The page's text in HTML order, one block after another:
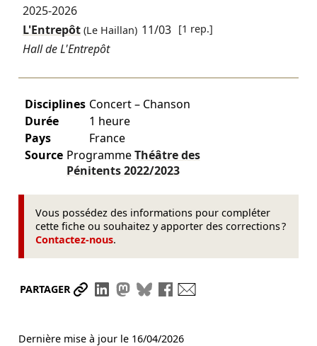
2025-2026
L'Entrepôt(Le Haillan) 11/03 [1 rep.]
Hall de L'Entrepôt
Disciplines Concert – Chanson
Durée
1 heure
Pays
France
Source ProgrammeThéâtre des
Pénitents2022/2023
Vous possédez des informations pour compléter
cette fiche ou souhaitez y apporter des corrections ?
Contactez-nous.
PARTAGER Partager le lien
Partager sur LinkedIn
Partager sur Mastodon
Partager sur Bluesky
Partager sur Facebook
Dernière mise à jour le 16/04/2026